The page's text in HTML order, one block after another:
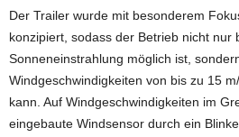
Der Trailer wurde mit besonderem
konzipiert, sodass der Betrieb nicht nur
Sonneneinstrahlung möglich ist,
Windgeschwindigkeiten von bis zu 15
kann. Auf Windgeschwindigkeiten im
eingebaute Windsensor durch ein